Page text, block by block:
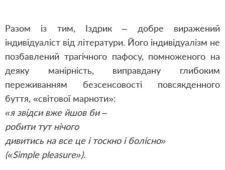
Разом із тим, Іздрик – добре виражений
індивідуаліст від літератури. Його індивідуалізм не
позбавлений трагічного пафосу, помноженого на
деяку манірність, виправдану глибоким
переживанням безсенсовості повсякденного
буття, «світової марноти»:
«я звідси вже йшов би –
робити тут нічого
дивитись на все це і тоскно і болісно»
(«Simple pleasure»).